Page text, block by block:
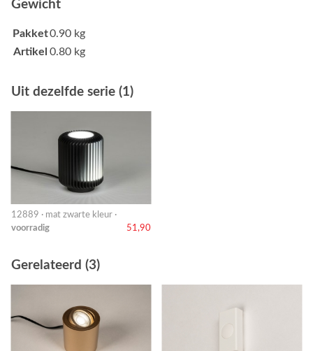
Gewicht
Pakket0.90 kg
Artikel 0.80 kg
Uit dezelfde serie (1)
12889 · mat zwarte kleur ·
voorradig
51,90
Gerelateerd (3)